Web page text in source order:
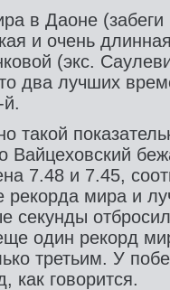
в Даоне (забеги
и очень
(экс.
два лучших
такой
Вайцеховский
7.48 и 7.45,
мира и
секунды
один рекорд
третьим. У
как говорится.